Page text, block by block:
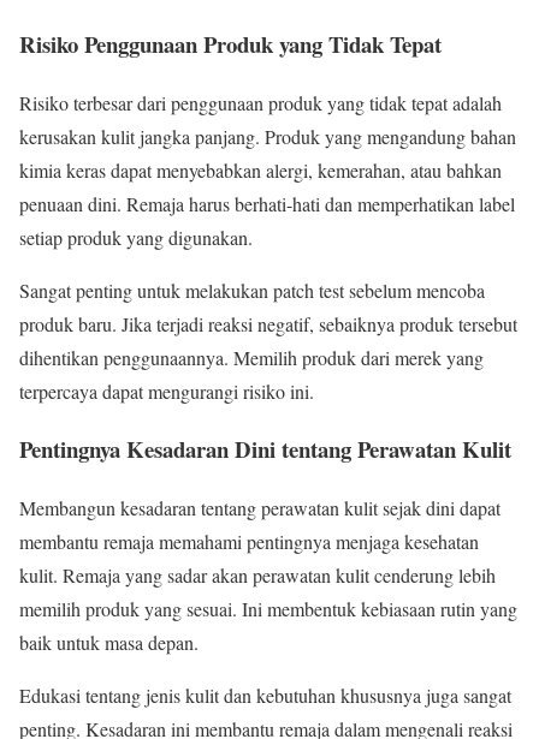
Risiko Penggunaan Produk yang Tidak Tepat
Risiko terbesar dari penggunaan produk yang tidak tepat adalah
kerusakan kulit jangka panjang. Produk yang mengandung bahan
kimia keras dapat menyebabkan alergi, kemerahan, atau bahkan
penuaan dini. Remaja harus berhati-hati dan memperhatikan label
setiap produk yang digunakan.
Sangat penting untuk melakukan patch test sebelum mencoba
produk baru. Jika terjadi reaksi negatif, sebaiknya produk tersebut
dihentikan penggunaannya. Memilih produk dari merek yang
terpercaya dapat mengurangi risiko ini.
Pentingnya Kesadaran Dini tentang Perawatan Kulit
Membangun kesadaran tentang perawatan kulit sejak dini dapat
membantu remaja memahami pentingnya menjaga kesehatan
kulit. Remaja yang sadar akan perawatan kulit cenderung lebih
memilih produk yang sesuai. Ini membentuk kebiasaan rutin yang
baik untuk masa depan.
Edukasi tentang jenis kulit dan kebutuhan khususnya juga sangat
penting. Kesadaran ini membantu remaja dalam mengenali reaksi